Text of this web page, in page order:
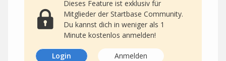
Dieses Feature ist exklusiv für
Mitglieder der Startbase Community.
Du kannst dich in weniger als 1
Minute kostenlos anmelden!
Login Anmelden